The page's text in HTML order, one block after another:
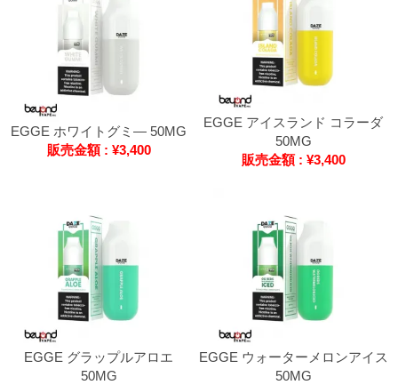
EGGE ホワイトグミ― 50MG
販売金額 : ¥3,400
EGGE アイスランド コラーダ
50MG
販売金額 : ¥3,400
EGGE グラップルアロエ
50MG
EGGE ウォーターメロンアイス
50MG